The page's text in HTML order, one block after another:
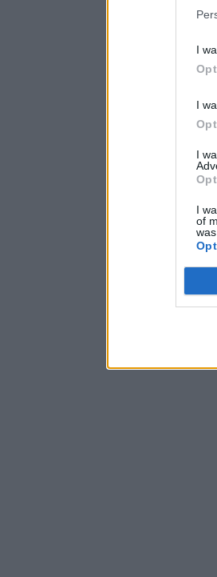
I
I
I
I
of